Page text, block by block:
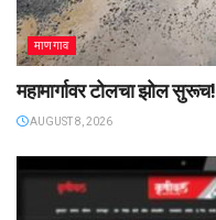
माणगाव
महामार्गावर टोलचा झोल सुरूच!
AUGUST 8, 2026